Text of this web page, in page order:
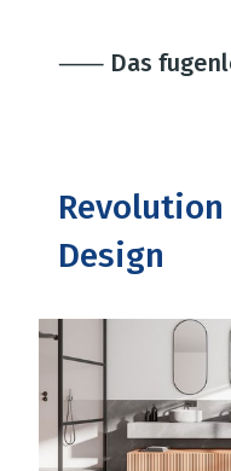
⸺ Das
Design